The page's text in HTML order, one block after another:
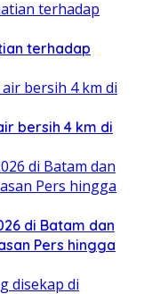
terhadap
bersih 4 km di
di Batam dan
Pers hingga